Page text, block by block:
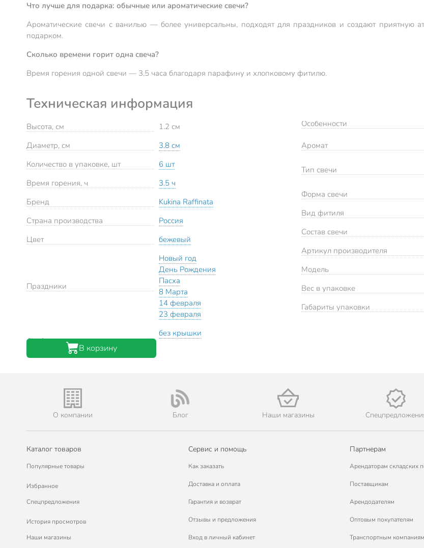
Что лучше для подарка: обычные или ароматические свечи?
Ароматические свечи с ванилью — более универсальны, подходят для праздников и создают приятную
подарком.
Сколько времени горит одна свеча?
Время горения одной свечи — 3,5 часа благодаря парафину и хлопковому фитилю.
Техническая информация
Высота, см
1.2 см
Диаметр, см
3.8 см
Количество в упаковке, шт
6 шт
Время горения, ч
3.5 ч
Бренд
Kukina Raffinata
Страна производства
Россия
Цвет
бежевый
Праздники
Новый год
День Рождения
Пасха
8 Марта
14 февраля
23 февраля
Особенности
без крышки
Аромат
Тип свечи
Форма свечи
Вид фитиля
Состав свечи
Артикул производителя
Модель
Вес в упаковке
Габариты упаковки
В корзину
О компании Блог Наши магазины
Каталог товаров
Популярные товары
Избранное
Спецпредложения
История просмотров
Наши магазины
Сервис и помощь
Как заказать
Доставка и оплата
Гарантия и возврат
Отзывы и предложения
Вход в личный кабинет
Партнерам
Арендаторам складских
Поставщикам
Арендодателям
Оптовым покупателям
Транспортным